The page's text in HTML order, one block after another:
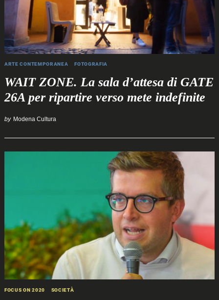
ARTE CONTEMPORANEA FOTOGRAFIA
WAIT ZONE. La sala d’attesa di GATE
26A per ripartire verso mete indefinite
by Modena Cultura
FOCUS ON 2020 SOCIETÀ